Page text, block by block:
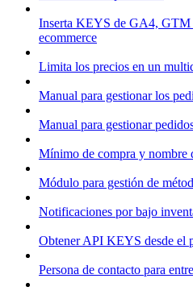
Inserta KEYS de GA4, GTM
ecommerce
Limita los precios en un
Manual para gestionar los
Manual para gestionar
Mínimo de compra y nombre
Módulo para gestión de
Notificaciones por bajo
Obtener API KEYS desde el
Persona de contacto para